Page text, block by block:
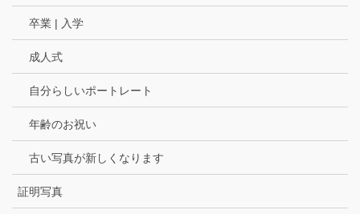
卒業 | 入学
成人式
自分らしいポートレート
年齢のお祝い
古い写真が新しくなります
証明写真